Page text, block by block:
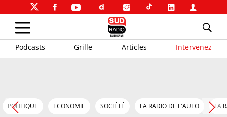
Podcasts Grille Articles Intervenez
POLITIQUE ECONOMIE SOCIÉTÉ LA RADIO DE L'AUTO LA